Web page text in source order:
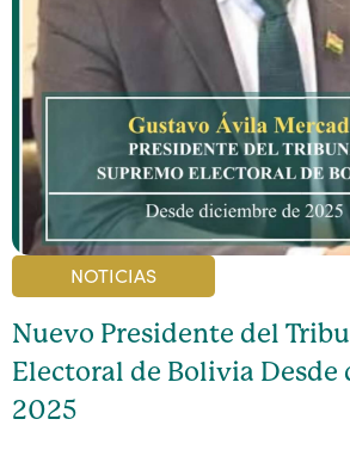
NOTICIAS
Nuevo Presidente del
Electoral de Bolivia Desde
2025